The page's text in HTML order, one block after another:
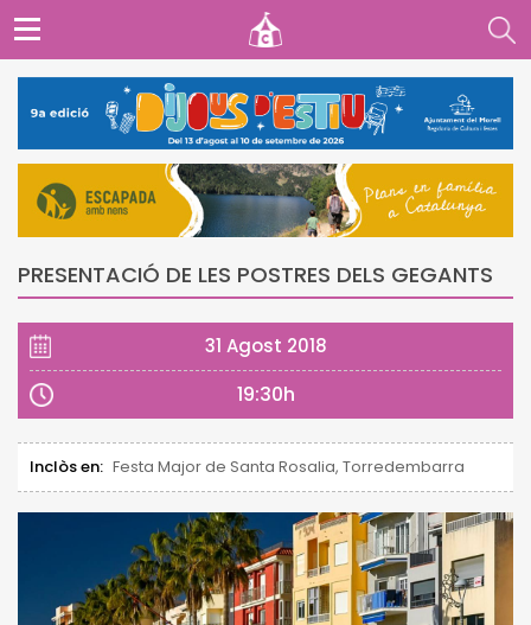
PRESENTACIÓ DE LES POSTRES DELS GEGANTS
31 Agost 2018
19:30h
Inclòs en: Festa Major de Santa Rosalia, Torredembarra